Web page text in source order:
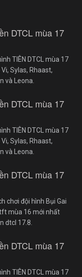
DTCL mùa 17
TIÊN DTCL mùa 17
Sylas, Rhaast,
và Leona.
DTCL mùa 17
TIÊN DTCL mùa 17
Sylas, Rhaast,
và Leona.
DTCL mùa 17
chơi đội hình Bụi Gai
mùa 16 mới nhất
dtcl 17.8.
DTCL mùa 17
TIÊN DTCL mùa 17